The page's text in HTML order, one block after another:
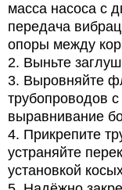
масса насоса с
передача
опоры между
2. Выньте
3. Выровняйте
трубопроводов
выравнивание
4. Прикрепите
устраняйте
установкой